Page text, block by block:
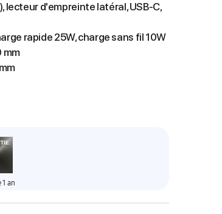
lecteur d'empreinte latéral, USB-C,
rapide 25W, charge sans fil 10W
mm
1 an